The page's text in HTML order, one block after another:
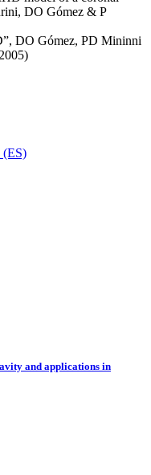
DO Gómez & P
DO Gómez, PD Mininni
and applications in